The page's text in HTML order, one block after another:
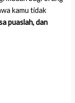
kamu tidak
puaslah, dan